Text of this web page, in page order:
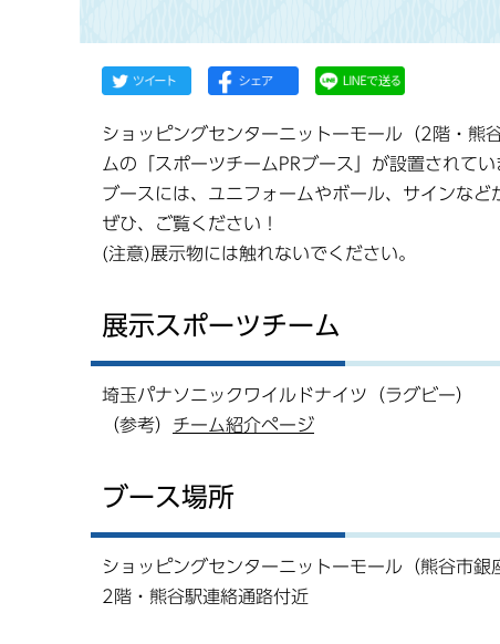
ショッピングセンターニットーモール（2階・熊
ムの「スポーツチームPRブース」が設置されてい
ブースには、ユニフォームやボール、サインなど
ぜひ、ご覧ください！
(注意)展示物には触れないでください。
展示スポーツチーム
埼玉パナソニックワイルドナイツ（ラグビー）
（参考） チーム紹介ページ
ブース場所
ショッピングセンターニットーモール（熊谷市
2階・熊谷駅連絡通路付近